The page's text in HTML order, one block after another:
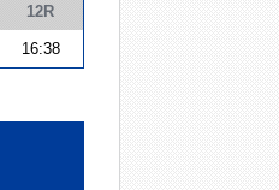
12R
16:38